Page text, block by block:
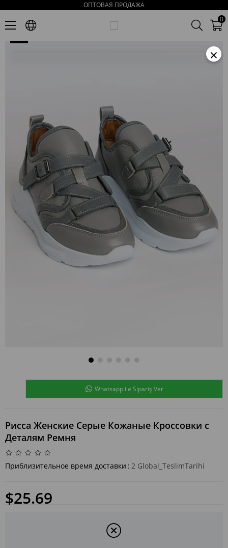
ОПТОВАЯ ПРОДАЖА
0
Рисса Женские Серые Кожаные Кроссовки с Деталям Ремня
Whatsapp ile Sipariş Ver
Рисса Женские Серые Кожаные Кроссовки с
Деталям Ремня
Приблизительное время доставки : 2 Global_TeslimTarihi
$25.69
×